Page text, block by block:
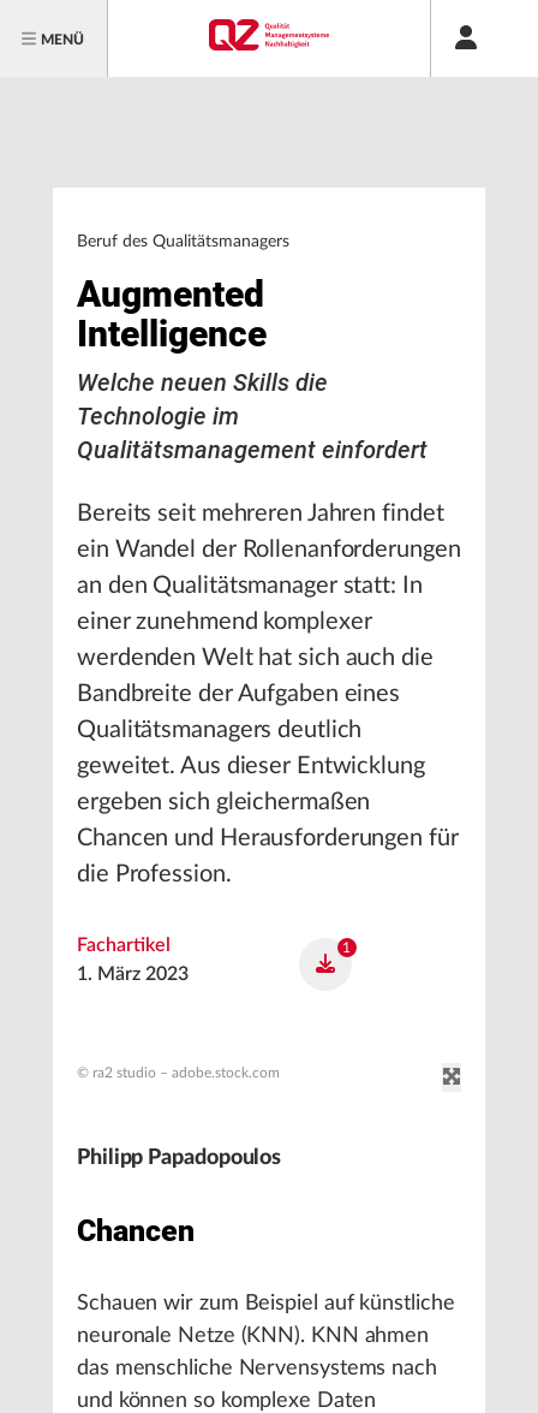
MENÜ
Beruf des Qualitätsmanagers
Augmented
Intelligence
Welche neuen Skills die
Technologie im
Qualitätsmanagement einfordert
Bereits seit mehreren Jahren findet
ein Wandel der Rollenanforderungen
an den Qualitätsmanager statt: In
einer zunehmend komplexer
werdenden Welt hat sich auch die
Bandbreite der Aufgaben eines
Qualitätsmanagers deutlich
geweitet. Aus dieser Entwicklung
ergeben sich gleichermaßen
Chancen und Herausforderungen für
die Profession.
Fachartikel
1. März 2023
1
© ra2 studio – adobe.stock.com
Philipp Papadopoulos
Chancen
Schauen wir zum Beispiel auf künstliche
neuronale Netze (KNN). KNN ahmen
das menschliche Nervensystems nach
und können so komplexe Daten